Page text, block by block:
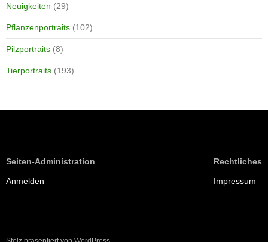
Neuigkeiten (29)
Pflanzenportraits (102)
Pilzportraits (8)
Tierportraits (193)
Seiten-Administration
Anmelden
Rechtliches
Impressum